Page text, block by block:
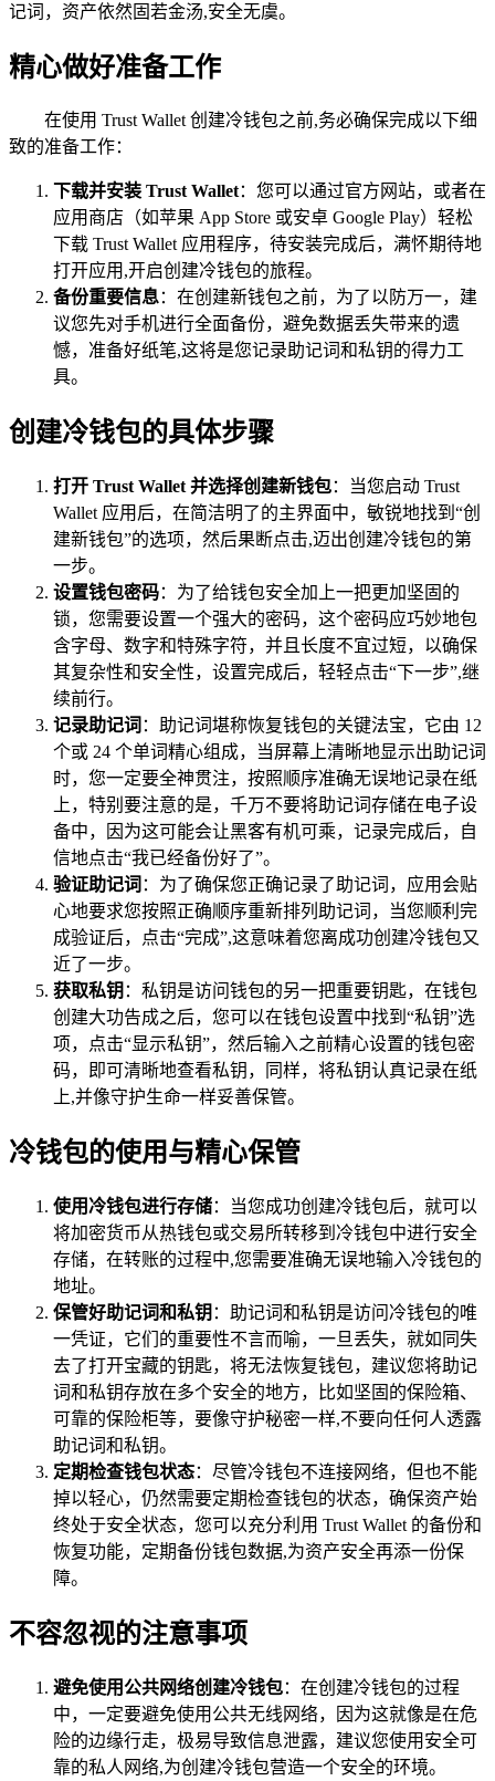
记词，资产依然固若金汤,安全无虞。
精心做好准备工作
在使用 Trust Wallet 创建冷钱包之前,务必确保完成以下细
致的准备工作：
下载并安装 Trust Wallet：您可以通过官方网站，或者在
应用商店（如苹果 App Store 或安卓 Google Play）轻松
下载 Trust Wallet 应用程序，待安装完成后，满怀期待地
打开应用,开启创建冷钱包的旅程。
备份重要信息：在创建新钱包之前，为了以防万一，建
议您先对手机进行全面备份，避免数据丢失带来的遗
憾，准备好纸笔,这将是您记录助记词和私钥的得力工
具。
创建冷钱包的具体步骤
打开 Trust Wallet 并选择创建新钱包：当您启动 Trust
Wallet 应用后，在简洁明了的主界面中，敏锐地找到“创
建新钱包”的选项，然后果断点击,迈出创建冷钱包的第
一步。
设置钱包密码：为了给钱包安全加上一把更加坚固的
锁，您需要设置一个强大的密码，这个密码应巧妙地包
含字母、数字和特殊字符，并且长度不宜过短，以确保
其复杂性和安全性，设置完成后，轻轻点击“下一步”,继
续前行。
记录助记词 ：助记词堪称恢复钱包的关键法宝，它由 12
个或 24 个单词精心组成，当屏幕上清晰地显示出助记词
时，您一定要全神贯注，按照顺序准确无误地记录在纸
上，特别要注意的是，千万不要将助记词存储在电子设
备中，因为这可能会让黑客有机可乘，记录完成后，自
信地点击“我已经备份好了”。
验证助记词 ：为了确保您正确记录了助记词，应用会贴
心地要求您按照正确顺序重新排列助记词，当您顺利完
成验证后，点击“完成”,这意味着您离成功创建冷钱包又
近了一步。
获取私钥 ：私钥是访问钱包的另一把重要钥匙，在钱包
创建大功告成之后，您可以在钱包设置中找到“私钥”选
项，点击“显示私钥”，然后输入之前精心设置的钱包密
码，即可清晰地查看私钥，同样，将私钥认真记录在纸
上,并像守护生命一样妥善保管。
冷钱包的使用与精心保管
使用冷钱包进行存储：当您成功创建冷钱包后，就可以
将加密货币从热钱包或交易所转移到冷钱包中进行安全
存储，在转账的过程中,您需要准确无误地输入冷钱包的
地址。
保管好助记词和私钥 ：助记词和私钥是访问冷钱包的唯
一凭证，它们的重要性不言而喻，一旦丢失，就如同失
去了打开宝藏的钥匙，将无法恢复钱包，建议您将助记
词和私钥存放在多个安全的地方，比如坚固的保险箱、
可靠的保险柜等，要像守护秘密一样,不要向任何人透露
助记词和私钥。
定期检查钱包状态：尽管冷钱包不连接网络，但也不能
掉以轻心，仍然需要定期检查钱包的状态，确保资产始
终处于安全状态，您可以充分利用 Trust Wallet 的备份和
恢复功能，定期备份钱包数据,为资产安全再添一份保
障。
不容忽视的注意事项
避免使用公共网络创建冷钱包：在创建冷钱包的过程
中，一定要避免使用公共无线网络，因为这就像是在危
险的边缘行走，极易导致信息泄露，建议您使用安全可
靠的私人网络,为创建冷钱包营造一个安全的环境。